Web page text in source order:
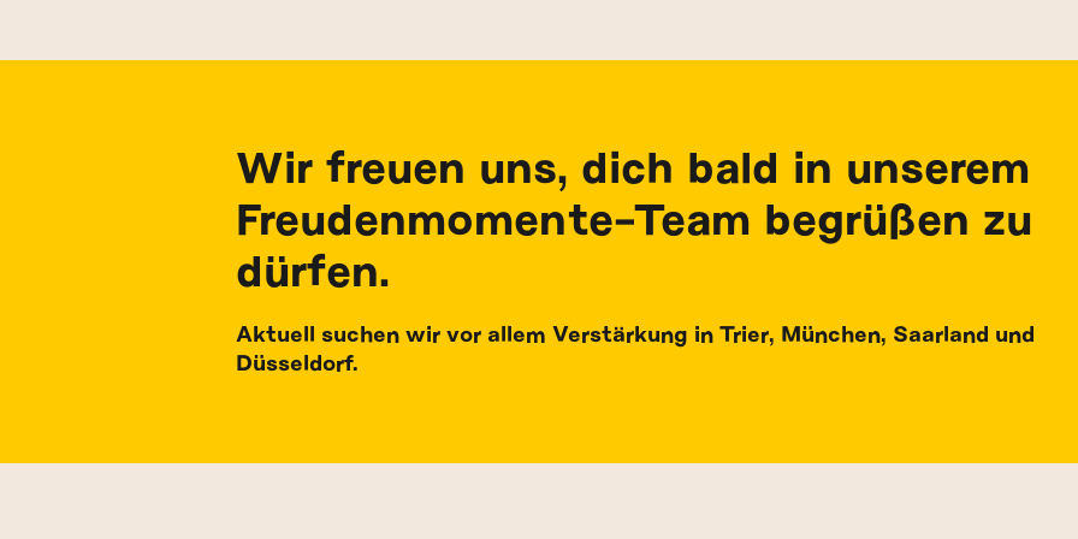
Wir freuen uns, dich bald in unserem
Freudenmomente-Team begrüßen zu
dürfen.
Aktuell suchen wir vor allem Verstärkung in Trier, München, Saarland und
Düsseldorf.